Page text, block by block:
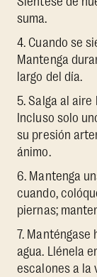
suma.
4. Cuando se
Mantenga
largo del día.
5. Salga al
Incluso solo
su presión
ánimo.
6. Mantenga
cuando,
piernas;
7. Manténgase
agua. Llénela
escalones a la